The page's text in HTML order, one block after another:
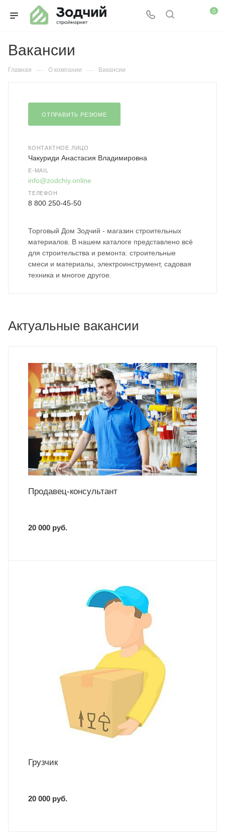
0
Вакансии
Главная — О компании — Вакансии
ОТПРАВИТЬ РЕЗЮМЕ
КОНТАКТНОЕ ЛИЦО
Чакуриди Анастасия Владимировна
E-MAIL
info@zodchiy.online
ТЕЛЕФОН
8 800 250-45-50
Торговый Дом Зодчий - магазин строительных
материалов. В нашем каталоге представлено всё
для строительства и ремонта: строительные
смеси и материалы, электроинструмент, садовая
техника и многое другое.
Актуальные вакансии
Продавец-консультант
20 000 руб.
Грузчик
20 000 руб.